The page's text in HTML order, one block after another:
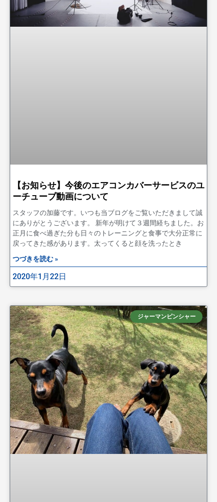
【お知らせ】今後のエアコンカバーサービスのユ
ーチューブ動画について
スタッフの加藤です。いつも当ブログをご覧いただきまして誠
にありがとうございます。 新年が明けて３週間経ちました。お
正月に食べ過ぎた分も日々のトレーニングと食事で大分正常に
戻ってきた感があります。太ってくると顔を洗ったとき
つづきを読む »
2020年1月22日
ジャーマンピンシャー